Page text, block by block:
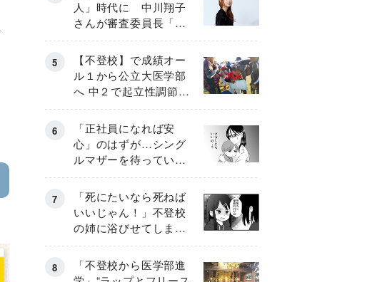
人」時代に 中川翔子
さんが審査委員長「不
登校生動画甲子園
2026」が開催
【不登校】で成績オー
ル１から公立大医学部
へ 中２で起立性調節障
害「治るまで３年」の
診断 そのとき母は
「正社員になれば安
心」のはずが…シング
ルマザーを待ってい
た“魔の２年間”【前編】
「死にたいなら死ねば
いいじゃん！」不登校
の姉に浴びせてしまっ
た言葉【番外編・後
編】
「不登校から医学部進